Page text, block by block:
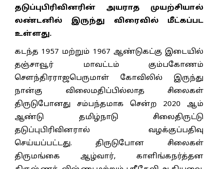
தடுப்புபிரிவினரின் அயராத முயற்சியால்
லண்டனில் இருந்து விரைவில் மீட்கப்பட
உள்ளது.
கடந்த 1957 மற்றும் 1967 ஆண்டுகட்கு இடையில்
தஞ்சாவூர் மாவட்டம் கும்பகோணம்
சௌந்திரராஜபெருமாள் கோவிலில் இருந்து
நான்கு விலைமதிப்பில்லாத சிலைகள்
திருடுபோனது சம்பந்தமாக சென்ற 2020 ஆம்
ஆண்டு தமிழ்நாடு சிலைதிருட்டு
தடுப்புபிரிவினரால் வழக்குப்பதிவு
செய்யப்பட்டது. திருடுபோன சிலைகள்
திருமங்கை ஆழ்வார், காளிங்கநர்த்தன